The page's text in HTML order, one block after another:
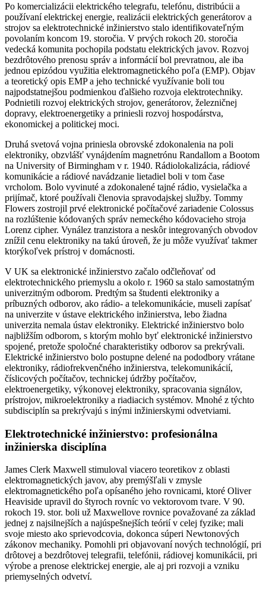
Po komercializácii elektrického telegrafu, telefónu, distribúcii a
používaní elektrickej energie, realizácii elektrických generátorov a
strojov sa elektrotechnické inžinierstvo stalo identifikovateľným
povolaním koncom 19. storočia. V prvých rokoch 20. storočia
vedecká komunita pochopila podstatu elektrických javov. Rozvoj
bezdrôtového prenosu správ a informácií bol prevratnou, ale iba
jednou epizódou využitia elektromagnetického poľa (EMP). Objav
a teoretický opis EMP a jeho technické využívanie boli tou
najpodstatnejšou podmienkou ďalšieho rozvoja elektrotechniky.
Podnietili rozvoj elektrických strojov, generátorov, železničnej
dopravy, elektroenergetiky a priniesli rozvoj hospodárstva,
ekonomickej a politickej moci.
Druhá svetová vojna priniesla obrovské zdokonalenia na poli
elektroniky, obzvlášť vynájdením magnetrónu Randallom a Bootom
na University of Birmingham v r. 1940. Rádiolokalizácia, rádiové
komunikácie a rádiové navádzanie lietadiel boli v tom čase
vrcholom. Bolo vyvinuté a zdokonalené tajné rádio, vysielačka a
prijímač, ktoré používali členovia spravodajskej služby. Tommy
Flowers zostrojil prvé elektronické počítačové zariadenie Colossus
na rozlúštenie kódovaných správ nemeckého kódovacieho stroja
Lorenz cipher. Vynález tranzistora a neskôr integrovaných obvodov
znížil cenu elektroniky na takú úroveň, že ju môže využívať takmer
ktorýkoľvek prístroj v domácnosti.
V UK sa elektronické inžinierstvo začalo odčleňovať od
elektrotechnického priemyslu a okolo r. 1960 sa stalo samostatným
univerzitným odborom. Predtým sa študenti elektroniky a
príbuzných odborov, ako rádio- a telekomunikácie, museli zapísať
na univerzite v ústave elektrického inžinierstva, lebo žiadna
univerzita nemala ústav elektroniky. Elektrické inžinierstvo bolo
najbližším odborom, s ktorým mohlo byť elektronické inžinierstvo
spojené, pretože spoločné charakteristiky odborov sa prekrývali.
Elektrické inžinierstvo bolo postupne delené na pododbory vrátane
elektroniky, rádiofrekvenčného inžinierstva, telekomunikácií,
číslicových počítačov, technickej údržby počítačov,
elektroenergetiky, výkonovej elektroniky, spracovania signálov,
prístrojov, mikroelektroniky a riadiacich systémov. Mnohé z týchto
subdisciplín sa prekrývajú s inými inžinierskymi odvetviami.
Elektrotechnické inžinierstvo: profesionálna
inžinierska disciplína
James Clerk Maxwell stimuloval viacero teoretikov z oblasti
elektromagnetických javov, aby premýšľali v zmysle
elektromagnetického poľa opísaného jeho rovnicami, ktoré Oliver
Heaviside upravil do štyroch rovníc vo vektorovom tvare. V 90.
rokoch 19. stor. boli už Maxwellove rovnice považované za základ
jednej z najsilnejších a najúspešnejších teórií v celej fyzike; mali
svoje miesto ako sprievodcovia, dokonca súperi Newtonových
zákonov mechaniky. Pomohli pri objavovaní nových technológií, pri
drôtovej a bezdrôtovej telegrafii, telefónii, rádiovej komunikácii, pri
výrobe a prenose elektrickej energie, ale aj pri rozvoji a vzniku
priemyselných odvetví.